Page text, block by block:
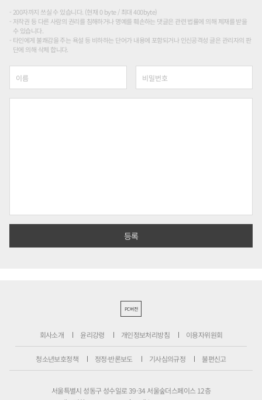
200자까지 쓰실 수 있습니다. (현재 0 byte / 최대 400byte)
저작권 등 다른 사람의 권리를 침해하거나 명예를 훼손하는 댓글은 관련 법률에 의해 제재를 받을
수 있습니다.
타인에게 불쾌감을 주는 욕설 등 비하하는 단어가 내용에 포함되거나 인신공격성 글은 관리자의 판
단에 의해 삭제 합니다.
PC버전
회사소개 윤리강령 개인정보처리방침 이용자위원회
청소년보호정책 정정·반론보도 기사심의규정 불편신고
서울특별시 성동구 성수일로 39-34 서울숲더스페이스 12층